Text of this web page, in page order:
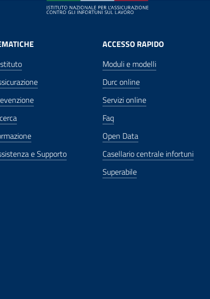
e Supporto
ACCESSO RAPIDO
Moduli e modelli
Durc online
Servizi online
Faq
Open Data
Casellario centrale infortuni
Superabile